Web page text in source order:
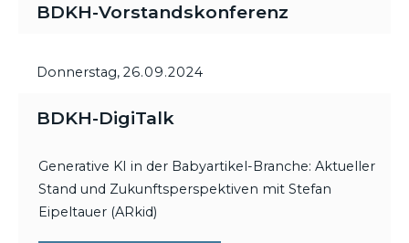
BDKH-Vorstandskonferenz
Donnerstag, 26.09.2024
BDKH-DigiTalk
Generative KI in der Babyartikel-Branche: Aktueller
Stand und Zukunftsperspektiven mit Stefan
Eipeltauer (ARkid)